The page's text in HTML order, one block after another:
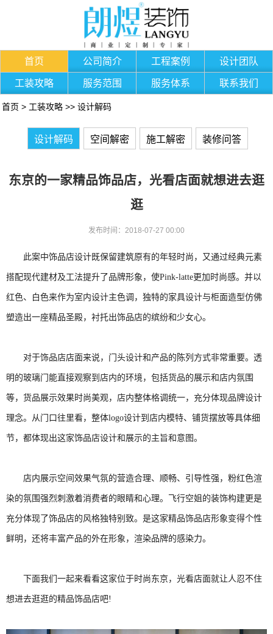
首页 公司简介 工程案例 设计团队
工装攻略 服务范围 服务体系 联系我们
首页 > 工装攻略 >> 设计解码
设计解码 空间解密 施工解密 装修问答
东京的一家精品饰品店，光看店面就想进去逛
逛
发布时间：2018-07-27 00:00
此案中饰品店设计既保留建筑原有的年轻时尚，又通过经典元素
搭配现代建材及工法提升了品牌形象，使Pink-latte更加时尚感。并以
红色、白色来作为室内设计主色调，独特的家具设计与柜面造型仿佛
塑造出一座精品圣殿，衬托出饰品店的缤纷和少女心。
对于饰品店店面来说，门头设计和产品的陈列方式非常重要。透
明的玻璃门能直接观察到店内的环境，包括货品的展示和店内氛围
等，货品展示效果时尚美观，店内整体格调统一，充分体现品牌设计
理念。从门口往里看，整体logo设计到店内模特、铺货摆放等具体细
节，都体现出这家饰品店设计和展示的主旨和意图。
店内展示空间效果气氛的营造合理、顺畅、引导性强，粉红色渲
染的氛围强烈刺激着消费者的眼睛和心理。飞行空姐的装饰构建更是
充分体现了饰品店的风格独特别致。是这家精品饰品店形象变得个性
鲜明，还将丰富产品的外在形象，渲染品牌的感染力。
下面我们一起来看看这家位于时尚东京，光看店面就让人忍不住
想进去逛逛的精品饰品店吧!